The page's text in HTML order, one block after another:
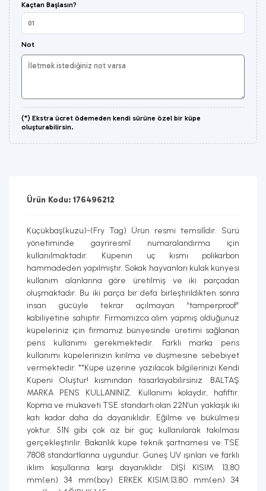
Kaçtan Başlasın?
Not
(*) Ekstra ücret ödemeden kendi sürüne özel bir küpe
oluşturabilirsin.
Ürün Kodu: 176496212
Küçükbaş(kuzu)-(Fry Tag) Ürün resmi temsilîdir. Sürü
yönetiminde gayriresmî numaralandırma için
kullanılmaktadır. Küpenin uç kısmı polikarbon
hammadeden yapılmıştır. Sokak hayvanları kulak künyesi
kullanım alanlarına göre üretilmiş ve iki parçadan
oluşmaktadır. Bu iki parça bir defa birleştirildikten sonra
insan gücüyle tekrar açılmayan “tamperproof”
kabiliyetine sahiptir. Firmamızca alım yapmış olduğunuz
küpeleriniz için firmamız bünyesinde üretimi sağlanan
pens kullanımı gerekmektedir. Farklı marka pens
kullanımı küpelerinizin kırılma ve düşmesine sebebiyet
vermektedir. **Küpe üzerine yazılacak bilgilerinizi Kendi
Küpeni Oluştur! kısmından tasarlayabilirsiniz. BALTAŞ
MARKA PENS KULLANINIZ. Kullanımı kolaydır, hafiftir.
Kopma ve mukaveti TSE standartı olan 22N’un yaklaşık iki
katı kadar daha da dayanıklıdır. Eğilme ve bükülmesi
yoktur. 51N gibi çok az bir güç kullanılarak takılması
gerçekleştirilir. Bakanlık küpe teknik şartnamesi ve TSE
7808 standartlarına uygundur. Güneş UV ışınları ve farklı
iklim koşullarına karşı dayanıklıdır. DİŞİ KISIM: 13,80
mm(en) 34 mm(boy) ERKEK KISIM:13,80 mm(en) 34